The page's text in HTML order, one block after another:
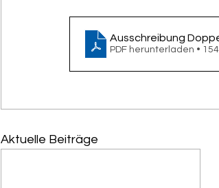
Ausschreibung
PDF herunterladen •
Aktuelle Beiträge